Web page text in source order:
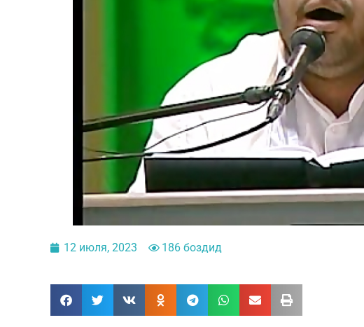
12 июля, 2023 186 боздид